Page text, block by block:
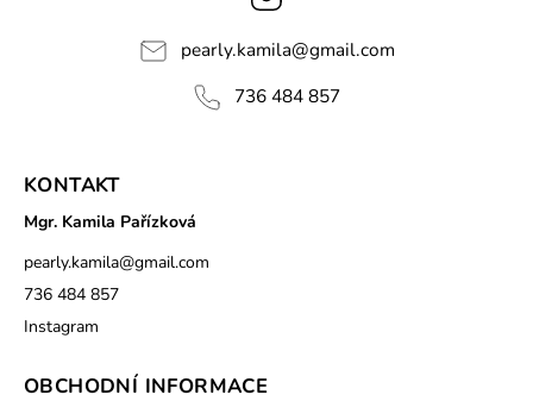
pearly.kamila@gmail.com
736 484 857
KONTAKT
Mgr. Kamila Pařízková
pearly.kamila@gmail.com
736 484 857
Instagram
OBCHODNÍ INFORMACE